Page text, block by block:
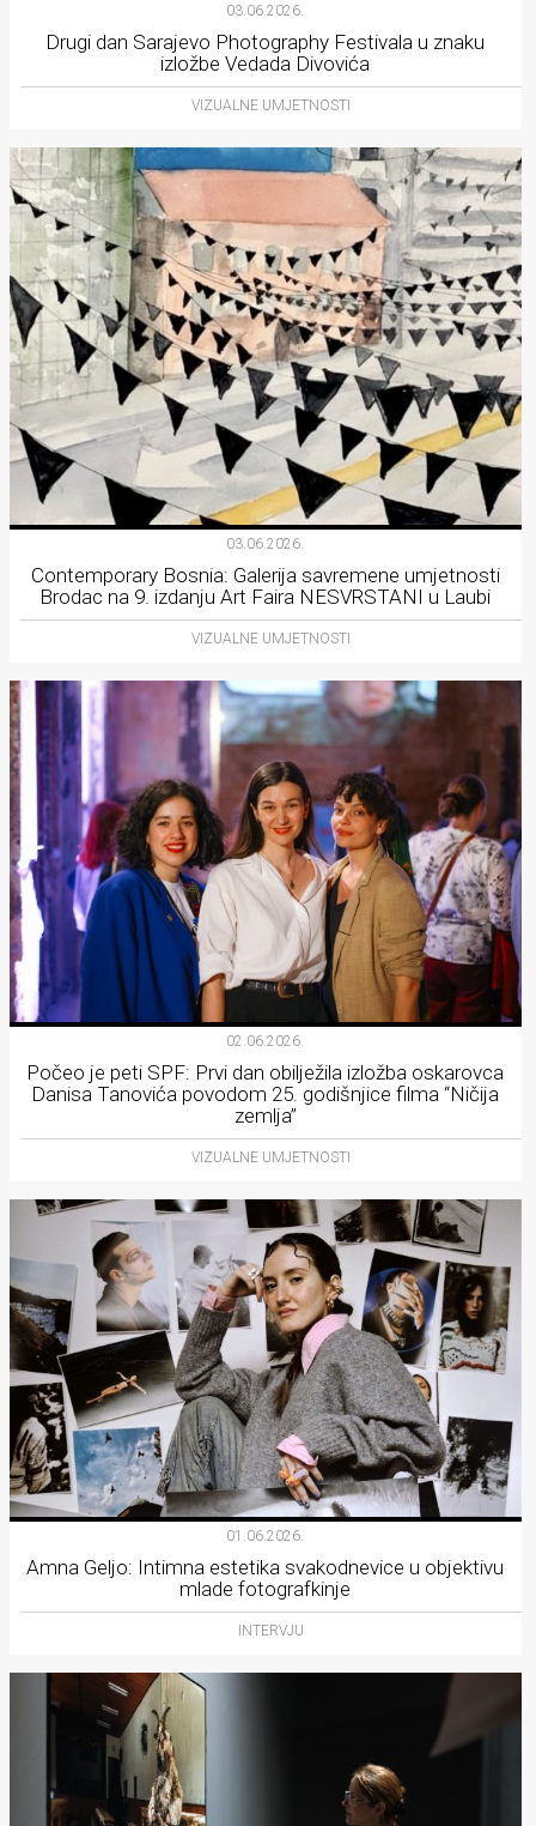
03.06.2026.
Drugi dan Sarajevo Photography Festivala u znaku
izložbe Vedada Divovića
VIZUALNE UMJETNOSTI
03.06.2026.
Contemporary Bosnia: Galerija savremene umjetnosti
Brodac na 9. izdanju Art Faira NESVRSTANI u Laubi
VIZUALNE UMJETNOSTI
02.06.2026.
Počeo je peti SPF: Prvi dan obilježila izložba oskarovca
Danisa Tanovića povodom 25. godišnjice filma “Ničija
zemlja”
VIZUALNE UMJETNOSTI
01.06.2026.
Amna Geljo: Intimna estetika svakodnevice u objektivu
mlade fotografkinje
INTERVJU